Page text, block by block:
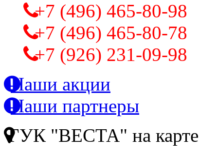
+7 (496) 465-80-98
+7 (496) 465-80-78
+7 (926) 231-09-98
Наши акции
Наши партнеры
ГУК "ВЕСТА" на карте